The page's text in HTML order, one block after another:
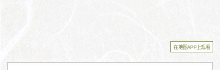
在地图APP上观看